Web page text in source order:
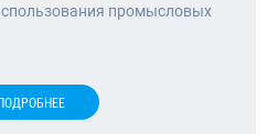
промысловых